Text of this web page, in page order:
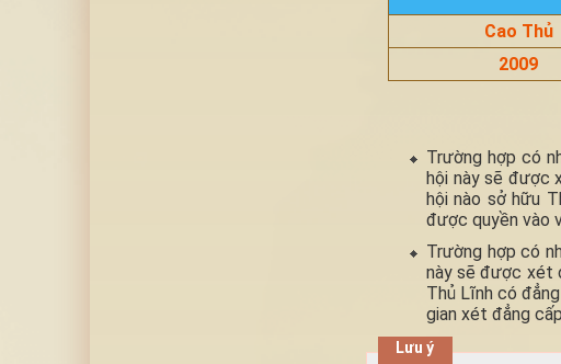
Cao Thủ
2009
Trường hợp có
hội này sẽ được
hội nào sở hữu
được quyền vào
Trường hợp có
này sẽ được xét
Thủ Lĩnh có
gian xét đẳng
Lưu ý